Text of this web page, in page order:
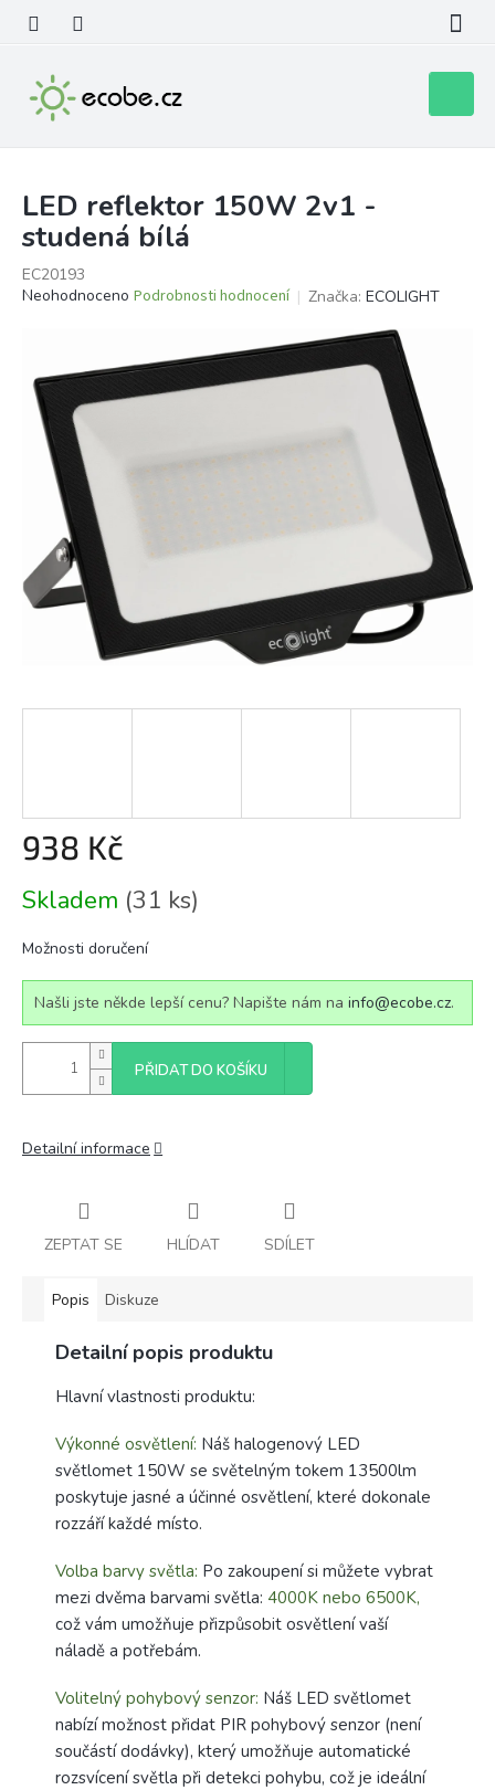
obsah
košík
LED reflektor 150W 2v1 -
studená bílá
EC20193
Průměrné
0,0
hvězdiček.
Neohodnoceno Podrobnosti hodnocení Značka: ECOLIGHT
938 Kč
cena:
Skladem (31 ks)
Možnosti doručení
Našli jste někde lepší cenu? Napište nám na info@ecobe.cz.
PŘIDAT DO KOŠÍKU
Detailní informace
ZEPTAT SE HLÍDAT SDÍLET
Popis Diskuze
Detailní popis produktu
Hlavní vlastnosti produktu:
Výkonné osvětlení: Náš halogenový LED
světlomet 150W se světelným tokem 13500lm
poskytuje jasné a účinné osvětlení, které dokonale
rozzáří každé místo.
Volba barvy světla: Po zakoupení si můžete vybrat
mezi dvěma barvami světla: 4000K nebo 6500K,
což vám umožňuje přizpůsobit osvětlení vaší
náladě a potřebám.
Volitelný pohybový senzor: Náš LED světlomet
nabízí možnost přidat PIR pohybový senzor (není
součástí dodávky), který umožňuje automatické
rozsvícení světla při detekci pohybu, což je ideální